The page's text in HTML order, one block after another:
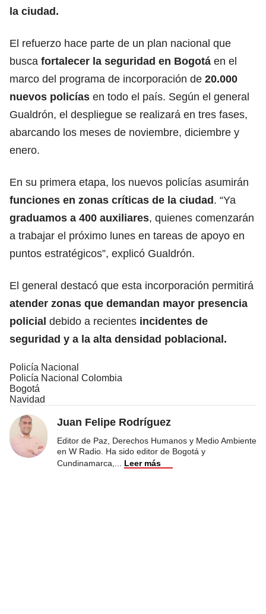
la ciudad.
El refuerzo hace parte de un plan nacional que
busca fortalecer la seguridad en Bogotá en el
marco del programa de incorporación de 20.000
nuevos policías en todo el país. Según el general
Gualdrón, el despliegue se realizará en tres fases,
abarcando los meses de noviembre, diciembre y
enero.
En su primera etapa, los nuevos policías asumirán
funciones en zonas críticas de la ciudad. “Ya
graduamos a 400 auxiliares, quienes comenzarán
a trabajar el próximo lunes en tareas de apoyo en
puntos estratégicos”, explicó Gualdrón.
El general destacó que esta incorporación permitirá
atender zonas que demandan mayor presencia
policial debido a recientes incidentes de
seguridad y a la alta densidad poblacional.
Policía Nacional
Policía Nacional Colombia
Bogotá
Navidad
Juan Felipe Rodríguez
Editor de Paz, Derechos Humanos y Medio Ambiente
en W Radio. Ha sido editor de Bogotá y
Cundinamarca,
Leer más